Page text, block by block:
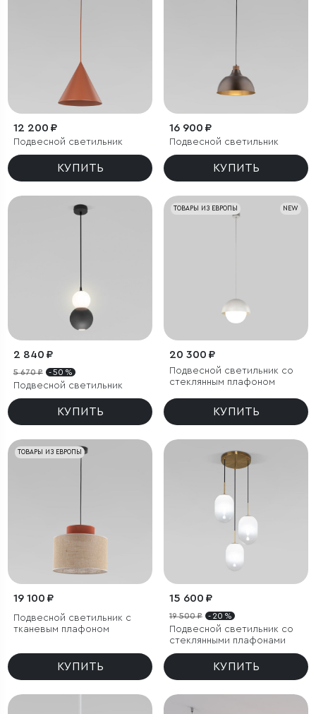
12 200 ₽
Подвесной светильник
КУПИТЬ
16 900 ₽
Подвесной светильник
КУПИТЬ
2 840 ₽
5 670 ₽ - 50 %
Подвесной светильник
КУПИТЬ
NEW
ТОВАРЫ ИЗ ЕВРОПЫ
20 300 ₽
Подвесной светильник со
стеклянным плафоном
КУПИТЬ
ТОВАРЫ ИЗ ЕВРОПЫ
19 100 ₽
Подвесной светильник с
тканевым плафоном
КУПИТЬ
15 600 ₽
19 500 ₽ - 20 %
Подвесной светильник со
стеклянными плафонами
КУПИТЬ